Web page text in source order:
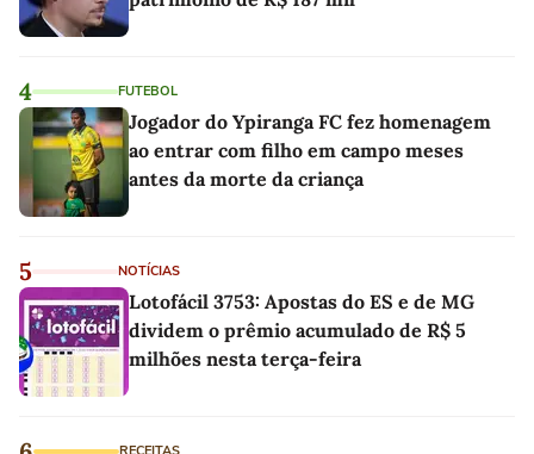
4 FUTEBOL
Jogador do Ypiranga FC fez homenagem
ao entrar com filho em campo meses
antes da morte da criança
5 NOTÍCIAS
Lotofácil 3753: Apostas do ES e de MG
dividem o prêmio acumulado de R$ 5
milhões nesta terça-feira